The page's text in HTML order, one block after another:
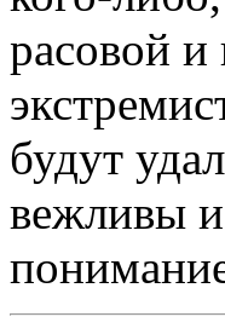
расовой
будут
вежливы